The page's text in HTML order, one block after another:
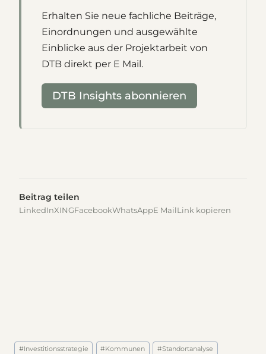
Erhalten Sie neue fachliche Beiträge,
Einordnungen und ausgewählte
Einblicke aus der Projektarbeit von
DTB direkt per E Mail.
DTB Insights abonnieren
Beitrag teilen
LinkedInXINGFacebookWhatsAppE MailLink kopieren
Schlagworte:
#Investitionsstrategie #Kommunen #Standortanalyse